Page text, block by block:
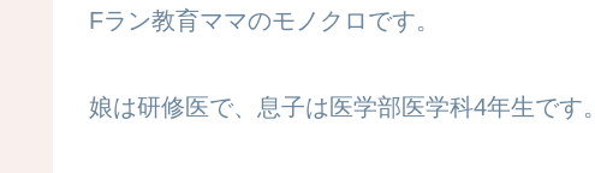
Fラン教育ママのモノクロです。
娘は研修医で、息子は医学部医学科4年生です。